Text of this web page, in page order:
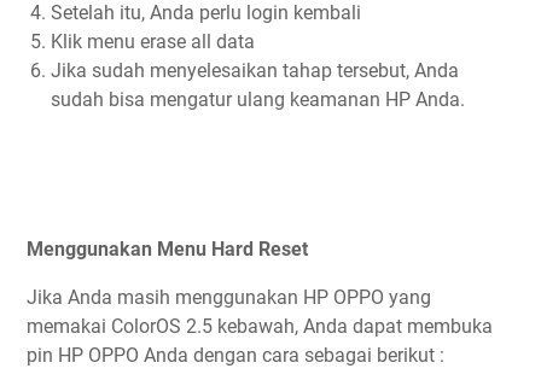
Setelah itu, Anda perlu login kembali
Klik menu erase all data
Jika sudah menyelesaikan tahap tersebut, Anda
sudah bisa mengatur ulang keamanan HP Anda.
Menggunakan Menu Hard Reset
Jika Anda masih menggunakan HP OPPO yang
memakai ColorOS 2.5 kebawah, Anda dapat membuka
pin HP OPPO Anda dengan cara sebagai berikut :